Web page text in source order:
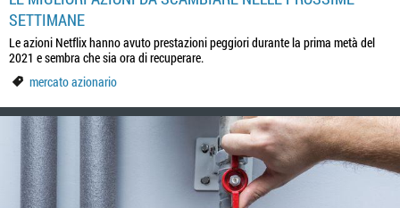
SETTIMANE
Le azioni Netflix hanno avuto prestazioni peggiori durante la prima metà del
2021 e sembra che sia ora di recuperare.
mercato azionario